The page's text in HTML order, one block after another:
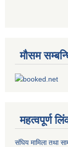
मौसम
महत्वपूर्ण
संघिय मामिला तथा